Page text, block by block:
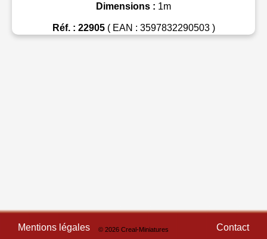
Dimensions : 1m
Réf. : 22905( EAN : 3597832290503 )
Mentions légales © 2026 Creal-Miniatures Contact